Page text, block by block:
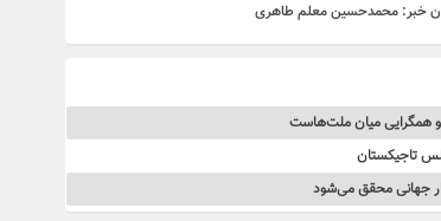
خبر: محمدحسین معلم طاهری
و همگرایی میان ملت‌هاست
تاجیکستان
جهانی محقق می‌شود